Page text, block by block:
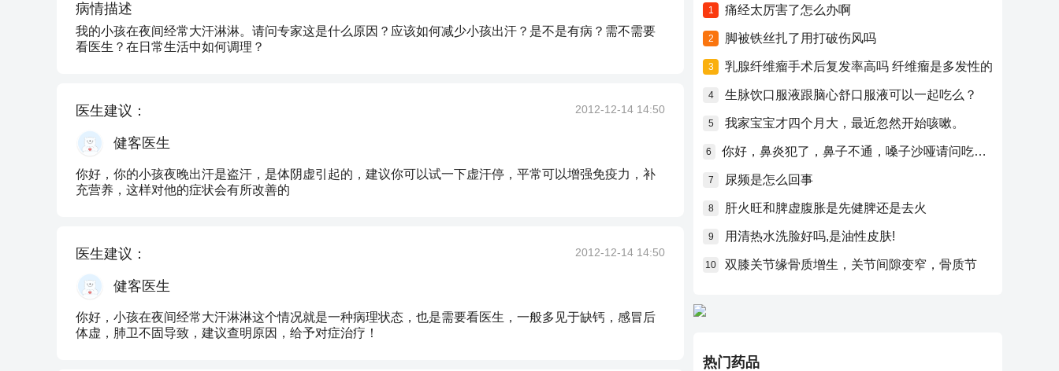
病情描述
我的小孩在夜间经常大汗淋淋。请问专家这是什么原因？应该如何减少小孩出汗？是不是有病？需不需要
看医生？在日常生活中如何调理？
医生建议： 2012-12-14 14:50
健客医生
你好，你的小孩夜晚出汗是盗汗，是体阴虚引起的，建议你可以试一下虚汗停，平常可以增强免疫力，补
充营养，这样对他的症状会有所改善的
医生建议： 2012-12-14 14:50
健客医生
你好，小孩在夜间经常大汗淋淋这个情况就是一种病理状态，也是需要看医生，一般多见于缺钙，感冒后
体虚，肺卫不固导致，建议查明原因，给予对症治疗！
1 痛经太厉害了怎么办啊
2 脚被铁丝扎了用打破伤风吗
3 乳腺纤维瘤手术后复发率高吗 纤维瘤是多发性的
4 生脉饮口服液跟脑心舒口服液可以一起吃么？
5 我家宝宝才四个月大，最近忽然开始咳嗽。
6 你好，鼻炎犯了，鼻子不通，嗓子沙哑请问吃什么药比较好？
7 尿频是怎么回事
8 肝火旺和脾虚腹胀是先健脾还是去火
9 用清热水洗脸好吗,是油性皮肤!
10 双膝关节缘骨质增生，关节间隙变窄，骨质节
热门药品